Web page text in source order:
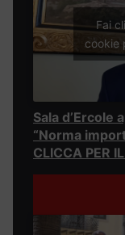
Fai
cookie
Sala d’Ercole
“Norma
CLICCA PER